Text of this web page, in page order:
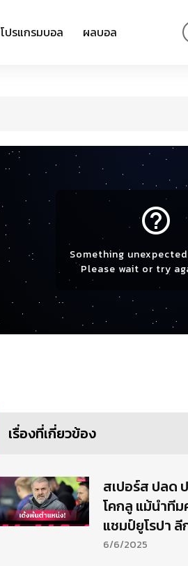
โปรแกรมบอล ผลบอล
help_outline
Something
Please wait or try
เรื่องที่เกี่ยวข้อง
สเปอร์ส ปลด
โคกลู แม้นำทีม
แชมป์ยูโรปา
2024/25
6/6/2025